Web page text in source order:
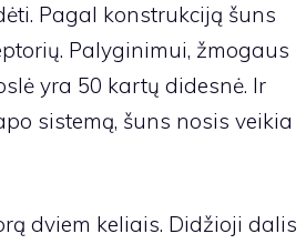
Pagal konstrukciją šuns
Palyginimui, žmogaus
yra 50 kartų didesnė. Ir
sistemą, šuns nosis veikia
dviem keliais. Didžioji dalis